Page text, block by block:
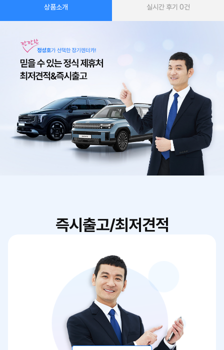
상품소개 실시간 후기 0건
즉시출고/최저견적